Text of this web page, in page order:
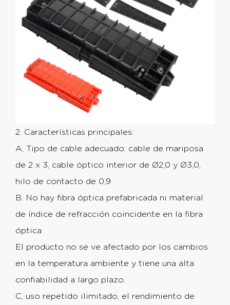
2. Características principales:
A, Tipo de cable adecuado: cable de mariposa
de 2 x 3, cable óptico interior de Ø2,0 y Ø3,0,
hilo de contacto de 0,9
B. No hay fibra óptica prefabricada ni material
de índice de refracción coincidente en la fibra
óptica
El producto no se ve afectado por los cambios
en la temperatura ambiente y tiene una alta
confiabilidad a largo plazo.
C, uso repetido ilimitado, el rendimiento de